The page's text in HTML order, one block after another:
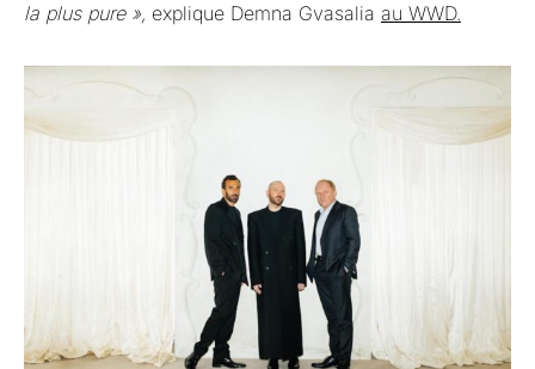
la plus pure », explique Demna Gvasalia au WWD.